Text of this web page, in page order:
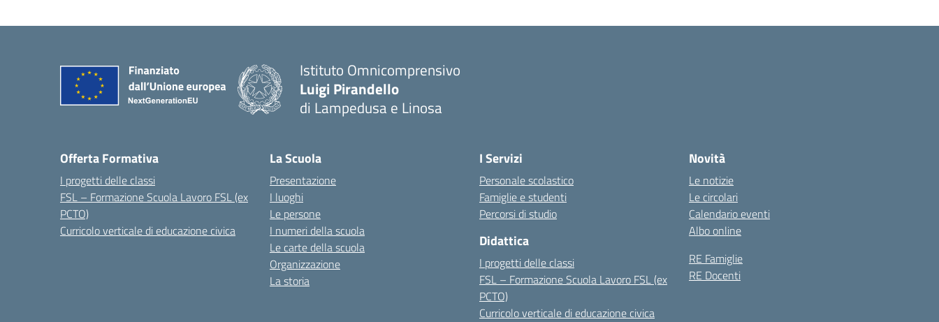
Istituto Omnicomprensivo
Luigi Pirandello
di Lampedusa e Linosa
Offerta Formativa
I progetti delle classi
FSL – Formazione Scuola Lavoro FSL (ex
PCTO)
Curricolo verticale di educazione civica
La Scuola
Presentazione
I luoghi
Le persone
I numeri della scuola
Le carte della scuola
Organizzazione
La storia
I Servizi
Personale scolastico
Famiglie e studenti
Percorsi di studio
Didattica
I progetti delle classi
FSL – Formazione Scuola Lavoro FSL (ex
PCTO)
Curricolo verticale di educazione civica
Novità
Le notizie
Le circolari
Calendario eventi
Albo online
RE Famiglie
RE Docenti